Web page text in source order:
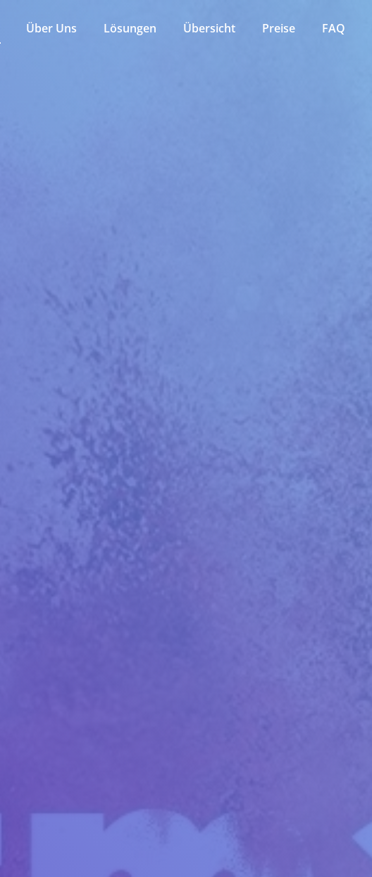
Über Uns Lösungen Übersicht Preise FAQ